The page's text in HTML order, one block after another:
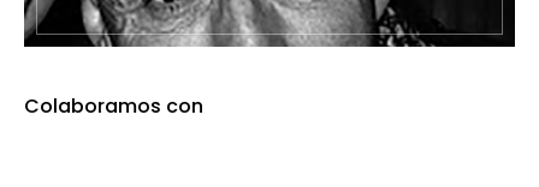
Colaboramos con